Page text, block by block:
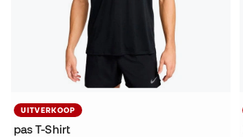
UITVERKOOP
pas T-Shirt